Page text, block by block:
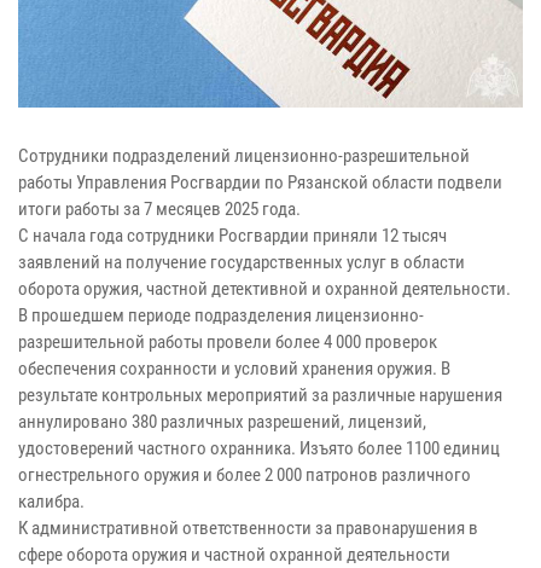
Сотрудники подразделений лицензионно-разрешительной
работы Управления Росгвардии по Рязанской области подвели
итоги работы за 7 месяцев 2025 года.
С начала года сотрудники Росгвардии приняли 12 тысяч
заявлений на получение государственных услуг в области
оборота оружия, частной детективной и охранной деятельности.
В прошедшем периоде подразделения лицензионно-
разрешительной работы провели более 4 000 проверок
обеспечения сохранности и условий хранения оружия. В
результате контрольных мероприятий за различные нарушения
аннулировано 380 различных разрешений, лицензий,
удостоверений частного охранника. Изъято более 1100 единиц
огнестрельного оружия и более 2 000 патронов различного
калибра.
К административной ответственности за правонарушения в
сфере оборота оружия и частной охранной деятельности